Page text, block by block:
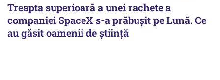
Treapta superioară a unei rachete a
companiei SpaceX s-a prăbușit pe Lună. Ce
au găsit oamenii de știință